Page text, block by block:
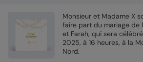
Monsieur et Madame X
faire part du mariage de
et Farah, qui sera
2025, à 16 heures, à la
Nord.